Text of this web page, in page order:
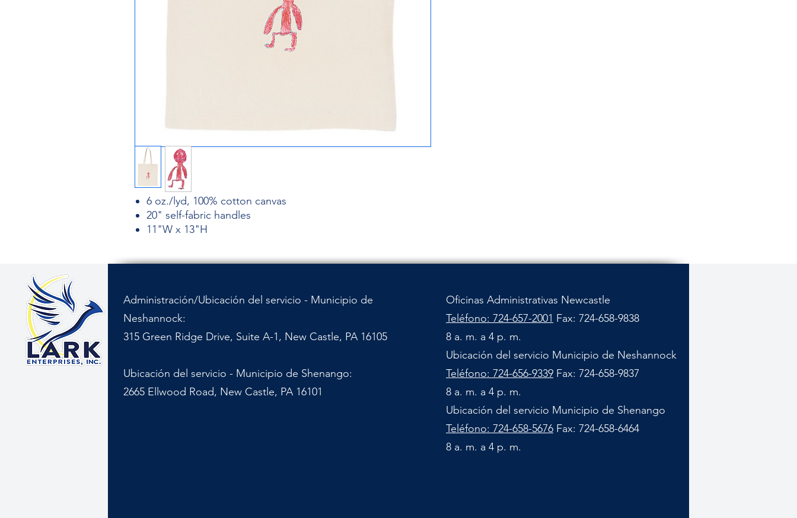
6 oz./lyd, 100% cotton canvas
20" self-fabric handles
11"W x 13"H
Administración/Ubicación del servicio - Municipio de
Neshannock:
315 Green Ridge Drive, Suite A-1, New Castle, PA 16105
Ubicación del servicio - Municipio de Shenango:
2665 Ellwood Road, New Castle, PA 16101
Oficinas Administrativas Newcastle
Teléfono: 724-657-2001 Fax: 724-658-9838
8 a. m. a 4 p. m.
Ubicación del servicio Municipio de Neshannock
Teléfono: 724-656-9339 Fax: 724-658-9837
8 a. m. a 4 p. m.
Ubicación del servicio Municipio de Shenango
Teléfono: 724-658-5676 Fax: 724-658-6464
8 a. m. a 4 p. m.